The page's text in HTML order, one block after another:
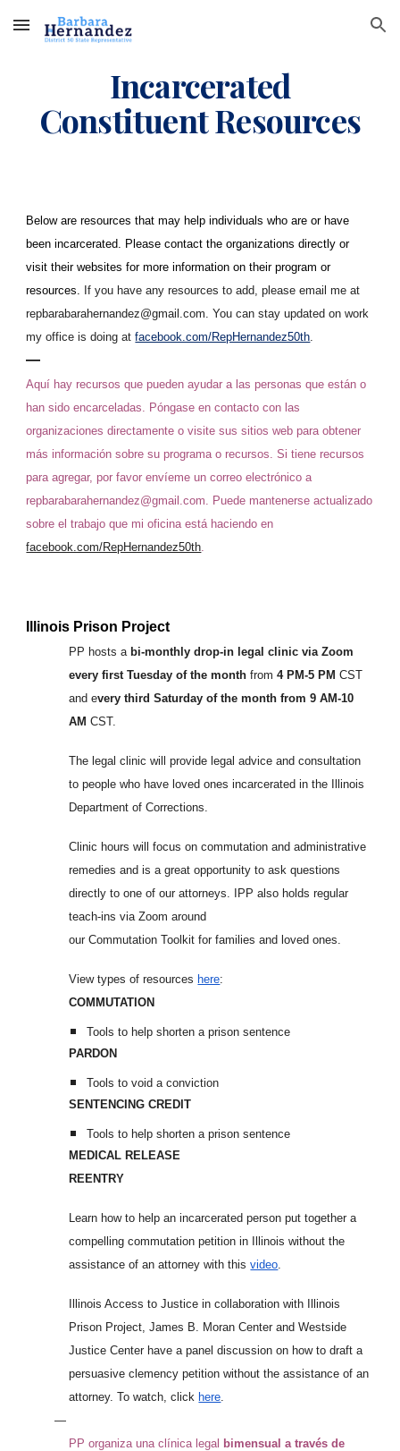
Skip to main content Skip to navigation
Incarcerated
Constituent Resources
Below are resources that may help individuals who are or have
been incarcerated. Please contact the organizations directly or
visit their websites for more information on their program or
resources. If you have any resources to add, please email me at
repbarabarahernandez@gmail.com. You can stay updated on work
my office is doing at facebook.com/RepHernandez50th.
—
Aquí hay recursos que pueden ayudar a las personas que están o
han sido encarceladas. Póngase en contacto con las
organizaciones directamente o visite sus sitios web para obtener
más información sobre su programa o recursos. Si tiene recursos
para agregar, por favor envíeme un correo electrónico a
repbarabarahernandez@gmail.com. Puede mantenerse actualizado
sobre el trabajo que mi oficina está haciendo en
facebook.com/RepHernandez50th.
Illinois Prison Project
PP hosts a bi-monthly drop-in legal clinic via Zoom
every first Tuesday of the month from4 PM-5 PMCST
and every third Saturday of the month from 9 AM-10
AMCST.
The legal clinic will provide legal advice and consultation
to people who have loved ones incarcerated in the Illinois
Department of Corrections.
Clinic hours will focus on commutation and administrative
remedies and is a great opportunity to ask questions
directly to one of our attorneys. IPP also holds regular
teach-ins via Zoom around
our Commutation Toolkit for families and loved ones.
View types of resources here:
COMMUTATION
Tools to help shorten a prison sentence
PARDON
Tools to void a conviction
SENTENCING CREDIT
Tools to help shorten a prison sentence
MEDICAL RELEASE
REENTRY
Learn how to help an incarcerated person put together a
compelling commutation petition in Illinois without the
assistance of an attorney with this video.
Illinois Access to Justice in collaboration with Illinois
Prison Project, James B. Moran Center and Westside
Justice Center have a panel discussion on how to draft a
persuasive clemency petition without the assistance of an
attorney. To watch, click here.
—
PP organiza una clínica legal bimensual a través de